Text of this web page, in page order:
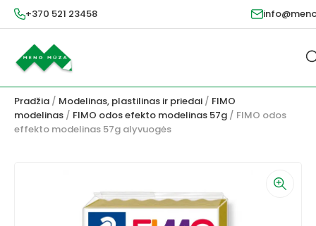
+370 521 23458
Pradžia / Modelinas, plastilinas ir priedai / FIMO
modelinas / FIMO odos efekto modelinas 57g / FIMO odos
effekto modelinas 57g alyvuogės